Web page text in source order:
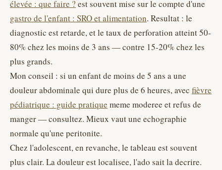
élevée : que faire ? est souvent mise sur le compte d'une
gastro de l'enfant : SRO et alimentation. Resultat : le
diagnostic est retarde, et le taux de perforation atteint 50-
80% chez les moins de 3 ans — contre 15-20% chez les
plus grands.
Mon conseil : si un enfant de moins de 5 ans a une
douleur abdominale qui dure plus de 6 heures, avec fièvre
pédiatrique : guide pratique meme moderee et refus de
manger — consultez. Mieux vaut une echographie
normale qu'une peritonite.
Chez l'adolescent, en revanche, le tableau est souvent
plus clair. La douleur est localisee, l'ado sait la decrire.